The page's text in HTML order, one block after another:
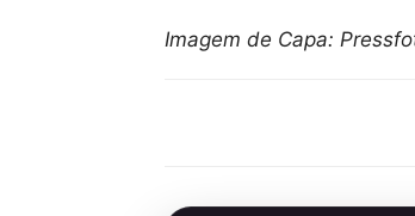
Imagem de Capa: